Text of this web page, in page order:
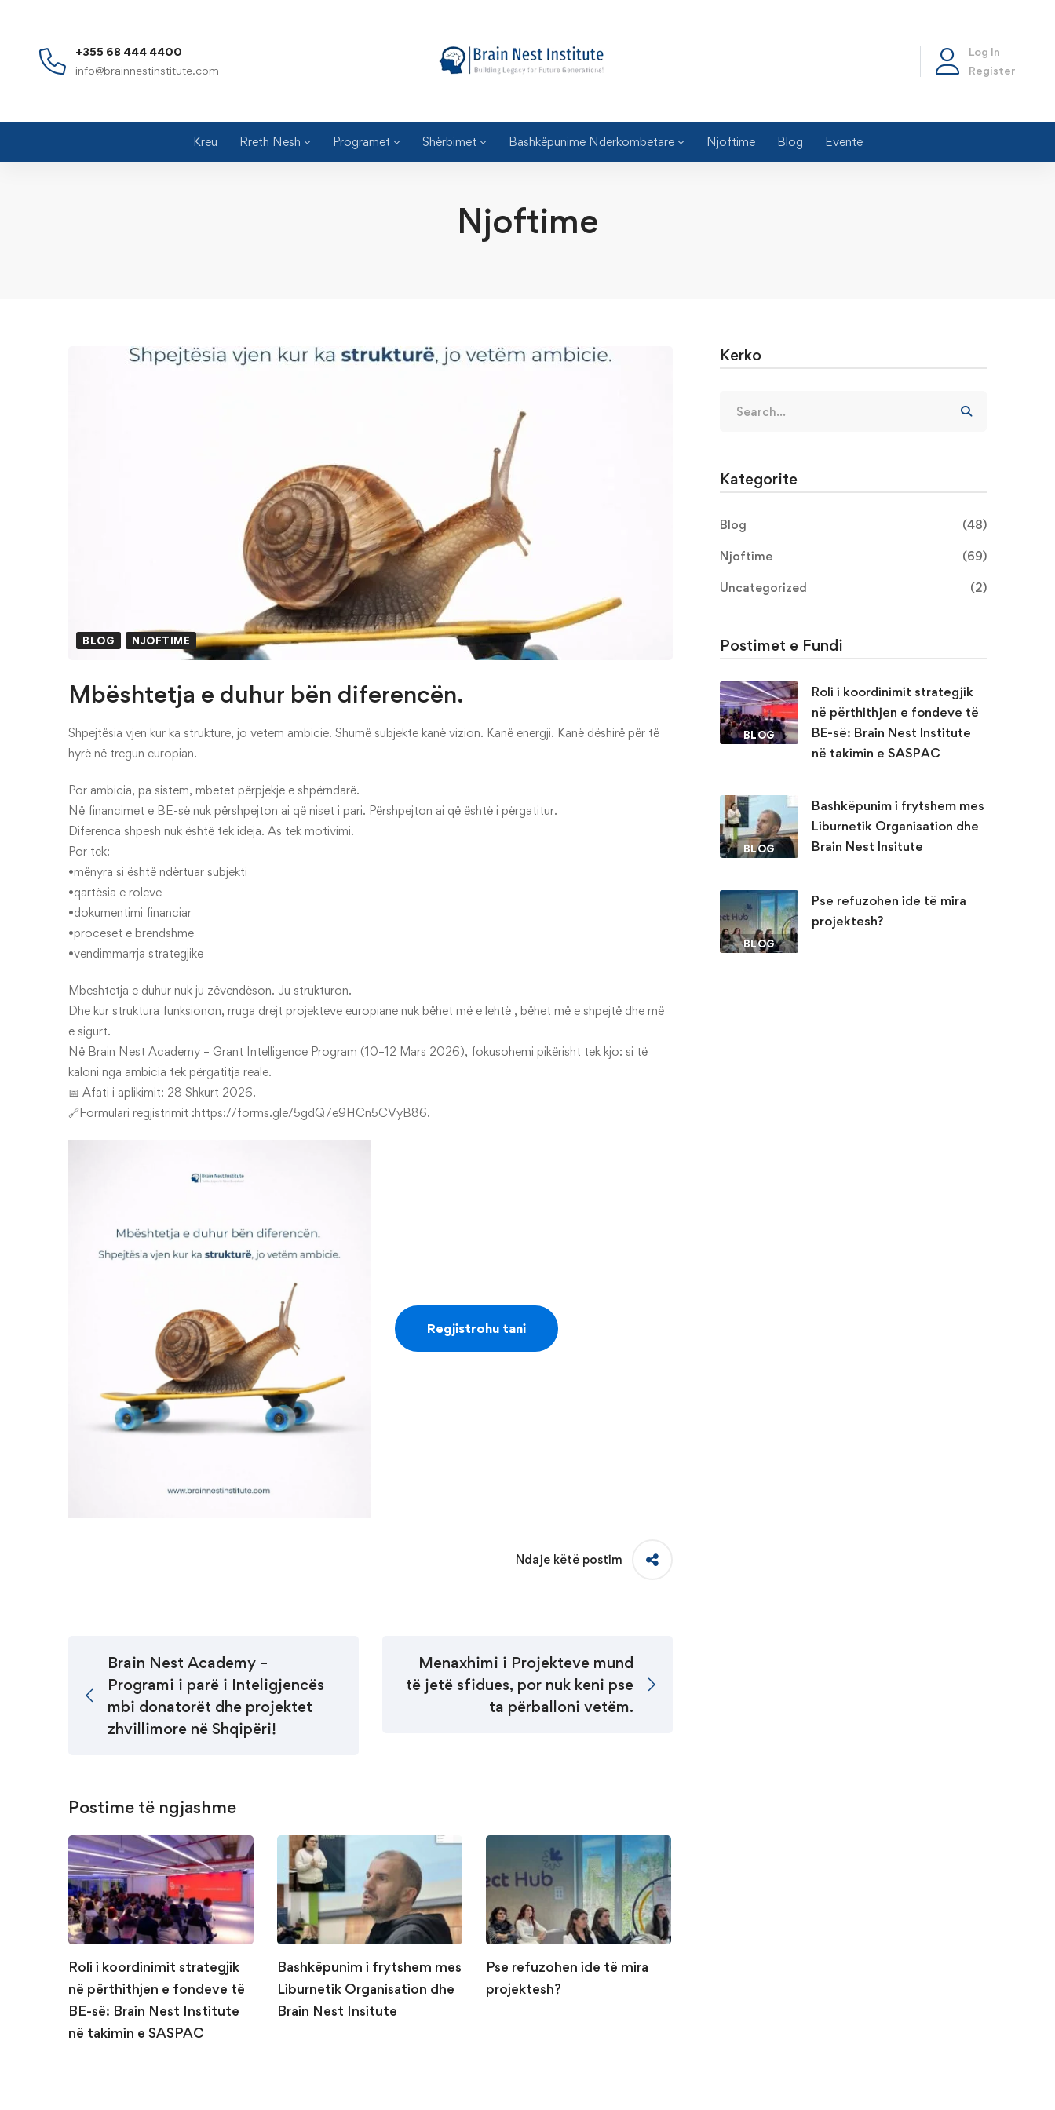
+355 68 444 4400
info@brainnestinstitute.com
Log In
Register
Kreu Rreth Nesh Programet Shërbimet Bashkëpunime Nderkombetare Njoftime Blog Evente
Njoftime
BLOG NJOFTIME
Mbështetja e duhur bën diferencën.
Shpejtësia vjen kur ka strukture, jo vetem ambicie. Shumë subjekte kanë vizion. Kanë energji. Kanë dëshirë për të
hyrë në tregun europian.
Por ambicia, pa sistem, mbetet përpjekje e shpërndarë.
Në financimet e BE-së nuk përshpejton ai që niset i pari. Përshpejton ai që është i përgatitur.
Diferenca shpesh nuk është tek ideja. As tek motivimi.
Por tek:
•mënyra si është ndërtuar subjekti
•qartësia e roleve
•dokumentimi financiar
•proceset e brendshme
•vendimmarrja strategjike
Mbeshtetja e duhur nuk ju zëvendëson. Ju strukturon.
Dhe kur struktura funksionon, rruga drejt projekteve europiane nuk bëhet më e lehtë , bëhet më e shpejtë dhe më
e sigurt.
Në Brain Nest Academy – Grant Intelligence Program (10–12 Mars 2026), fokusohemi pikërisht tek kjo: si të
kaloni nga ambicia tek përgatitja reale.
📅 Afati i aplikimit: 28 Shkurt 2026.
🔗Formulari regjistrimit :https://forms.gle/5gdQ7e9HCn5CVyB86.
Regjistrohu tani
Ndaje këtë postim
Brain Nest Academy –
Programi i parë i Inteligjencës
mbi donatorët dhe projektet
zhvillimore në Shqipëri!
Menaxhimi i Projekteve mund
të jetë sfidues, por nuk keni pse
ta përballoni vetëm.
Postime të ngjashme
Roli i koordinimit strategjik
në përthithjen e fondeve të
BE-së: Brain Nest Institute
në takimin e SASPAC
Bashkëpunim i frytshem mes
Liburnetik Organisation dhe
Brain Nest Insitute
Pse refuzohen ide të mira
projektesh?
Kerko
Kategorite
Blog (48)
Njoftime (69)
Uncategorized (2)
Postimet e Fundi
BLOG
Roli i koordinimit strategjik
në përthithjen e fondeve të
BE-së: Brain Nest Institute
në takimin e SASPAC
BLOG
Bashkëpunim i frytshem mes
Liburnetik Organisation dhe
Brain Nest Insitute
BLOG
Pse refuzohen ide të mira
projektesh?